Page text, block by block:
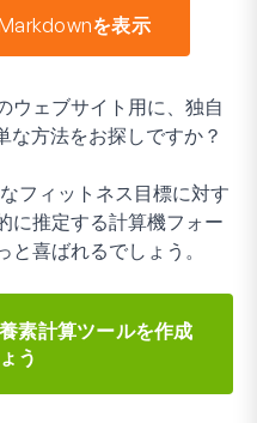
を表示
ウェブサイト用に、独自
方法をお探しですか？
フィットネス目標に対す
に推定する計算機フォー
喜ばれるでしょう。
素計算ツールを作成
う